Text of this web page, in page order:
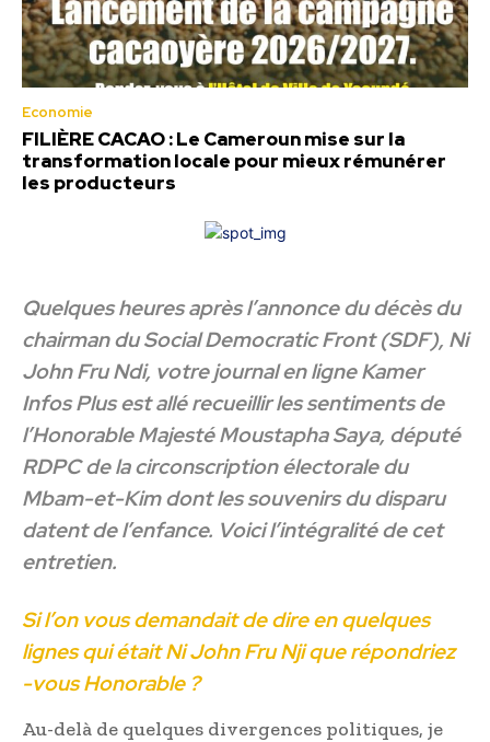
Economie
FILIÈRE CACAO : Le Cameroun mise sur la
transformation locale pour mieux rémunérer
les producteurs
Quelques heures après l’annonce du décès du
chairman du Social Democratic Front (SDF), Ni
John Fru Ndi, votre journal en ligne Kamer
Infos Plus est allé recueillir les sentiments de
l’Honorable Majesté Moustapha Saya, député
RDPC de la circonscription électorale du
Mbam-et-Kim dont les souvenirs du disparu
datent de l’enfance. Voici l’intégralité de cet
entretien.
Si l’on vous demandait de dire en quelques
lignes qui était Ni John Fru Nji que répondriez
-vous Honorable ?
Au-delà de quelques divergences politiques, je